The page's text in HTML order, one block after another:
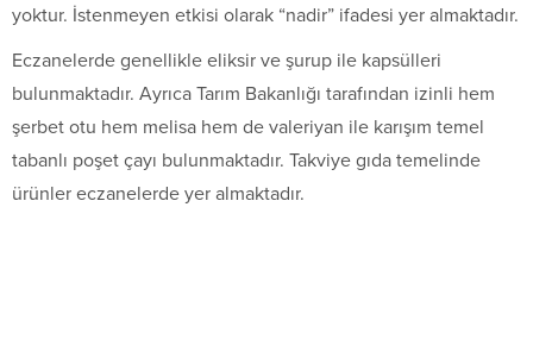
yoktur. İstenmeyen etkisi olarak “nadir” ifadesi yer almaktadır.
Eczanelerde genellikle eliksir ve şurup ile kapsülleri
bulunmaktadır. Ayrıca Tarım Bakanlığı tarafından izinli hem
şerbet otu hem melisa hem de valeriyan ile karışım temel
tabanlı poşet çayı bulunmaktadır. Takviye gıda temelinde
ürünler eczanelerde yer almaktadır.